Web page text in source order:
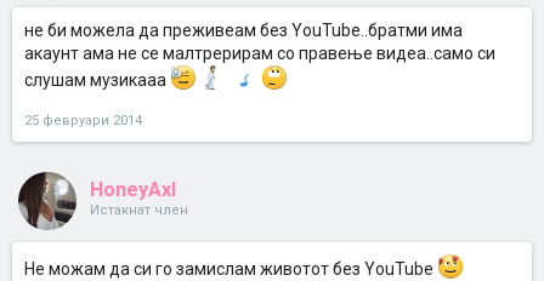
не би можела да преживеам без YouTube..братми има
акаунт ама не се малтрерирам со правење видеа..само си
слушам музикааа
25 февруари 2014
HoneyAxl
Истакнат член
Не можам да си го замислам животот без YouTube